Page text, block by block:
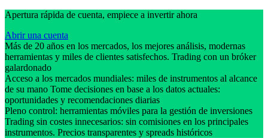
Apertura rápida de cuenta, empiece a invertir ahora
Abrir una cuenta
Más de 20 años en los mercados, los mejores análisis, modernas
herramientas y miles de clientes satisfechos. Trading con un bróker
galardonado
Acceso a los mercados mundiales: miles de instrumentos al alcance
de su mano Tome decisiones en base a los datos actuales:
oportunidades y recomendaciones diarias
Pleno control: herramientas móviles para la gestión de inversiones
Trading sin costes innecesarios: sin comisiones en los principales
instrumentos. Precios transparentes y spreads históricos